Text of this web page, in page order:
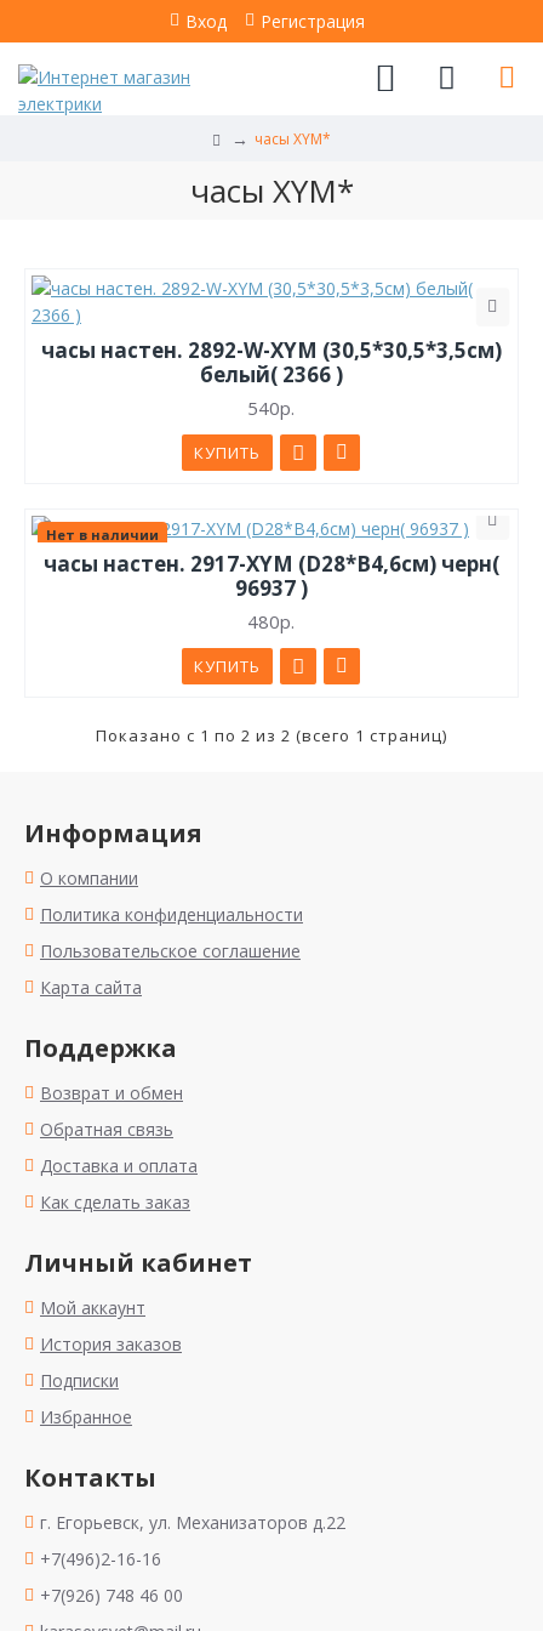
Вход Регистрация
часы XYM*
часы XYM*
часы настен. 2892-W-XYM (30,5*30,5*3,5см)
белый( 2366 )
540р.
КУПИТЬ
Нет в наличии
часы настен. 2917-XYM (D28*B4,6см) черн(
96937 )
480р.
КУПИТЬ
Показано с 1 по 2 из 2 (всего 1 страниц)
Информация
О компании
Политика конфиденциальности
Пользовательское соглашение
Карта сайта
Поддержка
Возврат и обмен
Обратная связь
Доставка и оплата
Как сделать заказ
Личный кабинет
Мой аккаунт
История заказов
Подписки
Избранное
Контакты
г. Егорьевск, ул. Механизаторов д.22
+7(496)2-16-16
+7(926) 748 46 00